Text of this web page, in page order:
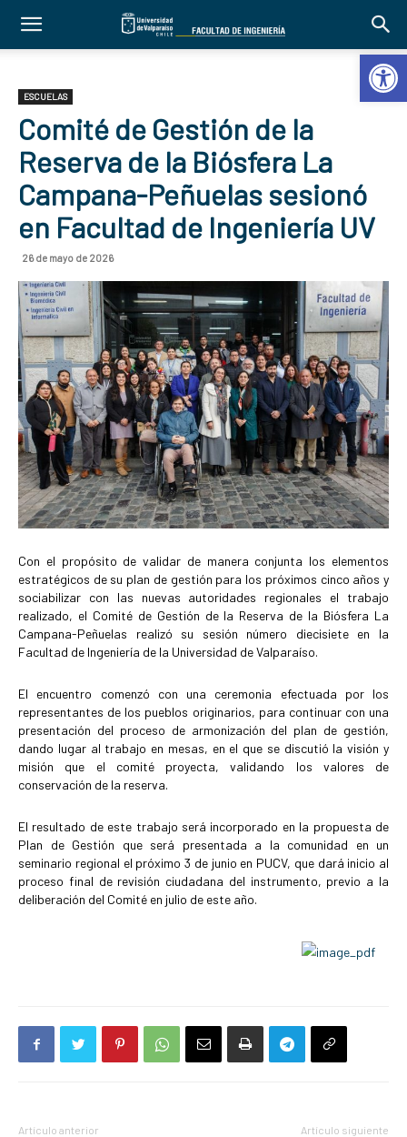
Abrir
ESCUELAS
Comité de Gestión de la
Reserva de la Biósfera La
Campana-Peñuelas sesionó
en Facultad de Ingeniería UV
26 de mayo de 2026
Con el propósito de validar de manera conjunta los elementos
estratégicos de su plan de gestión para los próximos cinco años y
sociabilizar con las nuevas autoridades regionales el trabajo
realizado, el Comité de Gestión de la Reserva de la Biósfera La
Campana-Peñuelas realizó su sesión número diecisiete en la
Facultad de Ingeniería de la Universidad de Valparaíso.
El encuentro comenzó con una ceremonia efectuada por los
representantes de los pueblos originarios, para continuar con una
presentación del proceso de armonización del plan de gestión,
dando lugar al trabajo en mesas, en el que se discutió la visión y
misión que el comité proyecta, validando los valores de
conservación de la reserva.
El resultado de este trabajo será incorporado en la propuesta de
Plan de Gestión que será presentada a la comunidad en un
seminario regional el próximo 3 de junio en PUCV, que dará inicio al
proceso final de revisión ciudadana del instrumento, previo a la
deliberación del Comité en julio de este año.
Artículo anterior Artículo siguiente